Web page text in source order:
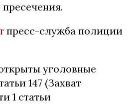
пресс-служба полиции
уголовные
147 (Захват
1 статьи